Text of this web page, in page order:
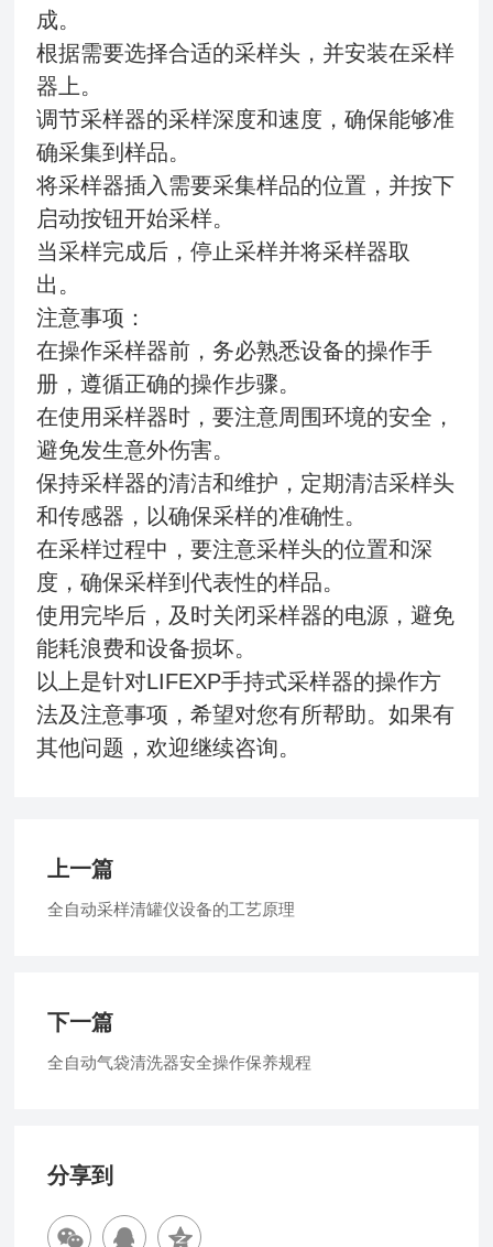
成。
根据需要选择合适的采样头，并安装在采样
器上。
调节采样器的采样深度和速度，确保能够准
确采集到样品。
将采样器插入需要采集样品的位置，并按下
启动按钮开始采样。
当采样完成后，停止采样并将采样器取
出。
注意事项：
在操作采样器前，务必熟悉设备的操作手
册，遵循正确的操作步骤。
在使用采样器时，要注意周围环境的安全，
避免发生意外伤害。
保持采样器的清洁和维护，定期清洁采样头
和传感器，以确保采样的准确性。
在采样过程中，要注意采样头的位置和深
度，确保采样到代表性的样品。
使用完毕后，及时关闭采样器的电源，避免
能耗浪费和设备损坏。
以上是针对LIFEXP手持式采样器的操作方
法及注意事项，希望对您有所帮助。如果有
其他问题，欢迎继续咨询。
上一篇
全自动采样清罐仪设备的工艺原理
下一篇
全自动气袋清洗器安全操作保养规程
分享到